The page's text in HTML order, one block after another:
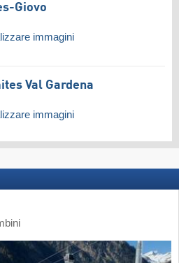
Giovo
immagini
Val Gardena
immagini